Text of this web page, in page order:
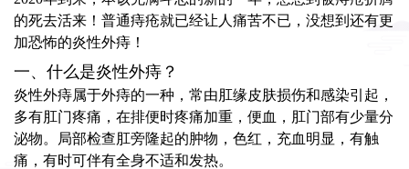
的死去活来！普通痔疮就已经让人痛苦不已，没想到还有更
加恐怖的炎性外痔！
一、什么是炎性外痔？
炎性外痔属于外痔的一种，常由肛缘皮肤损伤和感染引起，
多有肛门疼痛，在排便时疼痛加重，便血，肛门部有少量分
泌物。局部检查肛旁隆起的肿物，色红，充血明显，有触
痛，有时可伴有全身不适和发热。